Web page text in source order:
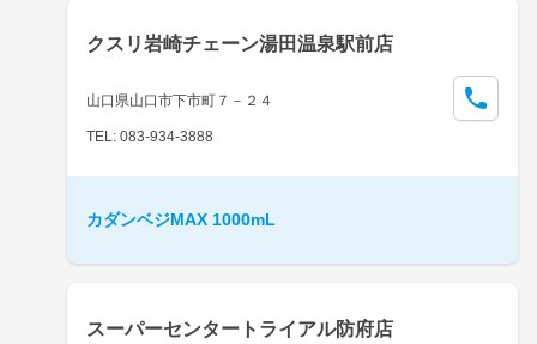
クスリ岩崎チェーン湯田温泉駅前店
山口県山口市下市町７－２４
TEL: 083-934-3888
カダンベジMAX 1000mL
スーパーセンタートライアル防府店